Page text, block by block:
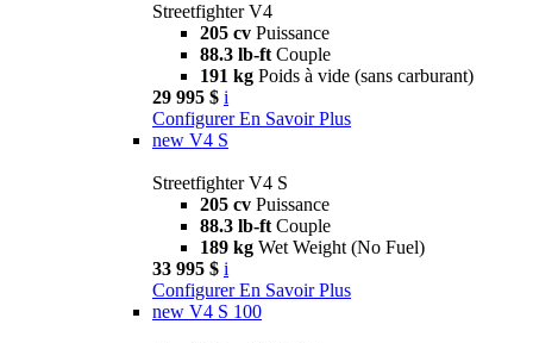
Streetfighter V4
205 cv Puissance
88.3 lb-ft Couple
191 kg Poids à vide (sans carburant)
29 995 $ i
Configurer En Savoir Plus
new V4 S
Streetfighter V4 S
205 cv Puissance
88.3 lb-ft Couple
189 kg Wet Weight (No Fuel)
33 995 $ i
Configurer En Savoir Plus
new V4 S 100